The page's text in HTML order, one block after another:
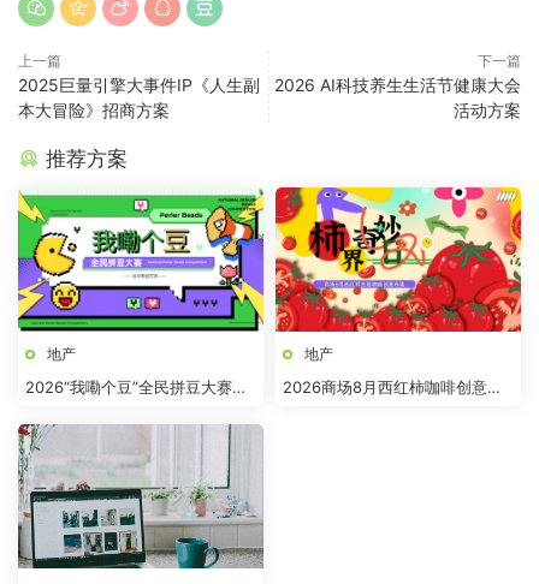
上一篇
2025巨量引擎大事件IP《人生副
本大冒险》招商方案
下一篇
2026 AI科技养生生活节健康大会
活动方案
推荐方案
地产
2026“我嘞个豆”全民拼豆大赛主
地产
2026商场8月西红柿咖啡创意市